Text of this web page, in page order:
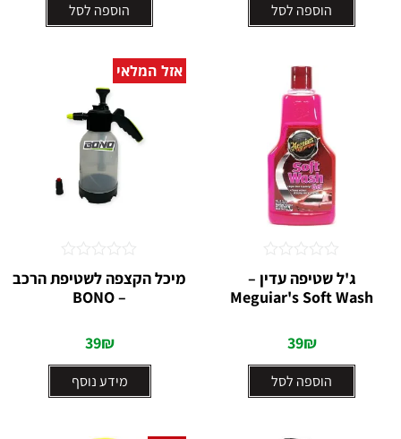
הוספה לסל הוספה לסל
ג'ל שטיפה עדין –
Meguiar's Soft Wash
39₪
הוספה לסל
0
מתוך
אזל המלאי
מיכל הקצפה לשטיפת הרכב
– BONO
39₪
מידע נוסף
0